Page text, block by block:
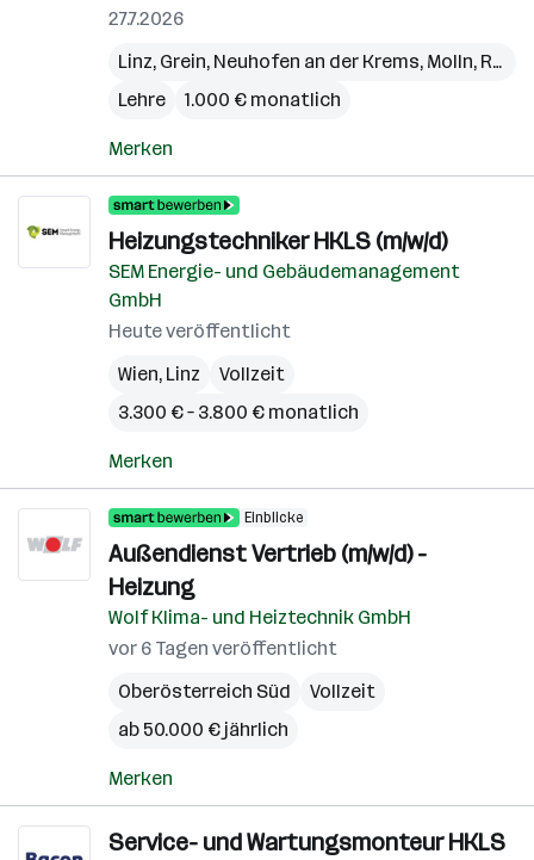
27.7.2026
Linz, Grein, Neuhofen an der Krems, Molln, Rohrbach (Bezirk)
Lehre
1.000 € monatlich
Merken
Heizungstechniker HKLS (m/w/d)
SEM Energie- und Gebäudemanagement
GmbH
Heute veröffentlicht
Wien, Linz
Vollzeit
3.300 € – 3.800 € monatlich
Merken
Einblicke
Außendienst Vertrieb (m/w/d) -
Heizung
Wolf Klima- und Heiztechnik GmbH
vor 6 Tagen veröffentlicht
Oberösterreich Süd
Vollzeit
ab 50.000 € jährlich
Merken
Service- und Wartungsmonteur HKLS